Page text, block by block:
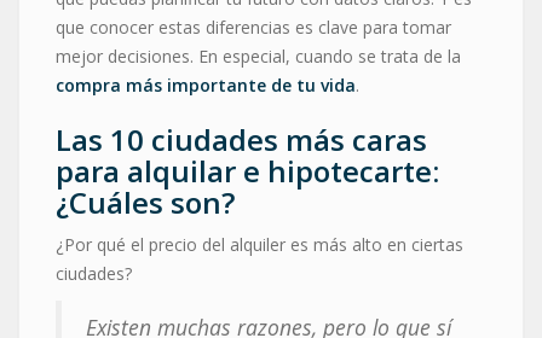
que conocer estas diferencias es clave para tomar
mejor decisiones. En especial, cuando se trata de la
compra más importante de tu vida.
Las 10 ciudades más caras
para alquilar e hipotecarte:
¿Cuáles son?
¿Por qué el precio del alquiler es más alto en ciertas
ciudades?
Existen muchas razones, pero lo que sí